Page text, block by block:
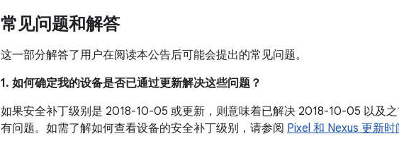
常见问题和解答
这一部分解答了用户在阅读本公告后可能会提出的常见问题。
1. 如何确定我的设备是否已通过更新解决这些问题？
如果安全补丁级别是 2018-10-05 或更新，则意味着已解决 2018-10-05 以及
有问题。如需了解如何查看设备的安全补丁级别，请参阅 Pixel 和 Nexus 更新时